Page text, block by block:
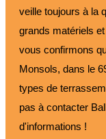
veille toujours à la
grands matériels
vous confirmons
Monsols, dans le
types de
pas à contacter
d'informations !